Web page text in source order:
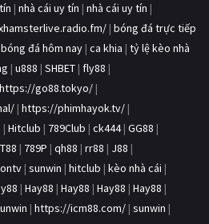
| nhà cái uy tín | nhà cái uy tín |
| bóng đá trực tiếp
đá hôm nay | ca khia | tỷ lệ kèo nhà
| u888 | SHBET | fly88 |
https://go88.tokyo/ |
| https://phimhayok.tv/ |
| Hitclub | 789Club | ck444| GG88 |
| 789P | qh88 | rr88 | J88 |
| sunwin | hitclub | kèo nhà cái |
| Hay88 | Hay88 | Hay88 | Hay88 |
| https://icm88.com/ | sunwin |